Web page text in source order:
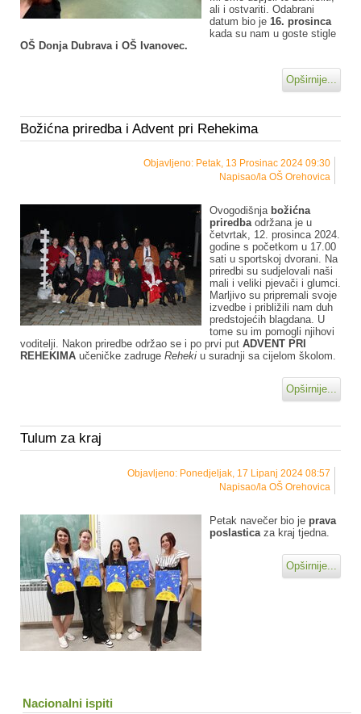
ali i ostvariti. Odabrani
datum bio je 16. prosinca
kada su nam u goste stigle
OŠ Donja Dubrava i OŠ Ivanovec.
Opširnije...
Božićna priredba i Advent pri Rehekima
Objavljeno: Petak, 13 Prosinac 2024 09:30
Napisao/la OŠ Orehovica
Ovogodišnja božićna
priredbaodržana je u
četvrtak, 12. prosinca 2024.
godine s početkom u 17.00
sati u sportskoj dvorani. Na
priredbi su sudjelovali naši
mali i veliki pjevači i glumci.
Marljivo su pripremali svoje
izvedbe i približili nam duh
predstojećih blagdana. U
tome su im pomogli njihovi
voditelji. Nakon priredbe održao se i po prvi put ADVENT PRI
REHEKIMA učeničke zadruge Reheki u suradnji sa cijelom školom.
Opširnije...
Tulum za kraj
Objavljeno: Ponedjeljak, 17 Lipanj 2024 08:57
Napisao/la OŠ Orehovica
Petak navečer bio je prava
poslastica za kraj tjedna.
Opširnije...
Nacionalni ispiti